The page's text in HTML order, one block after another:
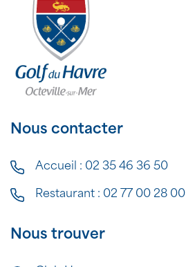
Nous contacter
Accueil : 02 35 46 36 50
Restaurant : 02 77 00 28 00
Nous trouver